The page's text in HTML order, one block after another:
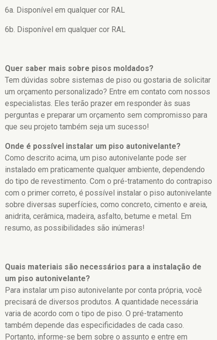
6a. Disponível em qualquer cor RAL
6b. Disponível em qualquer cor RAL
Quer saber mais sobre pisos moldados?
Tem dúvidas sobre sistemas de piso ou gostaria de solicitar
um orçamento personalizado? Entre em contato com nossos
especialistas. Eles terão prazer em responder às suas
perguntas e preparar um orçamento sem compromisso para
que seu projeto também seja um sucesso!
Onde é possível instalar um piso autonivelante?
Como descrito acima, um piso autonivelante pode ser
instalado em praticamente qualquer ambiente, dependendo
do tipo de revestimento. Com o pré-tratamento do contrapiso
com o primer correto, é possível instalar o piso autonivelante
sobre diversas superfícies, como concreto, cimento e areia,
anidrita, cerâmica, madeira, asfalto, betume e metal. Em
resumo, as possibilidades são inúmeras!
Quais materiais são necessários para a instalação de
um piso autonivelante?
Para instalar um piso autonivelante por conta própria, você
precisará de diversos produtos. A quantidade necessária
varia de acordo com o tipo de piso. O pré-tratamento
também depende das especificidades de cada caso.
Portanto, informe-se bem sobre o assunto e entre em